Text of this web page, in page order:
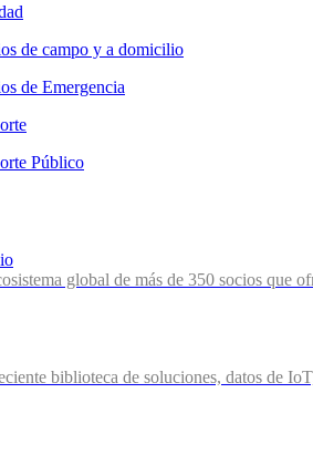
de campo y a domicilio
de Emergencia
Público
global de más de 350 socios que
biblioteca de soluciones, datos de